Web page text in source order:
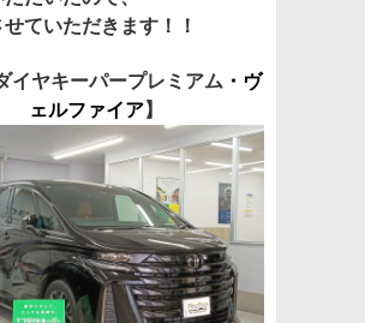
ていただきます！！
イヤキーパープレミアム ・ヴ
ェルファイア】